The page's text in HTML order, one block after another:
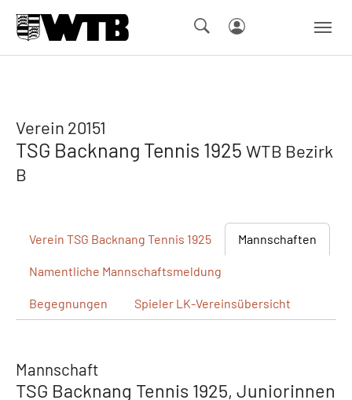
Verein 20151
TSG Backnang Tennis 1925 WTB Bezirk
B
Verein TSG Backnang Tennis 1925 Mannschaften
Namentliche Mannschaftsmeldung
Begegnungen Spieler LK-Vereinsübersicht
Mannschaft
TSG Backnang Tennis 1925, Juniorinnen